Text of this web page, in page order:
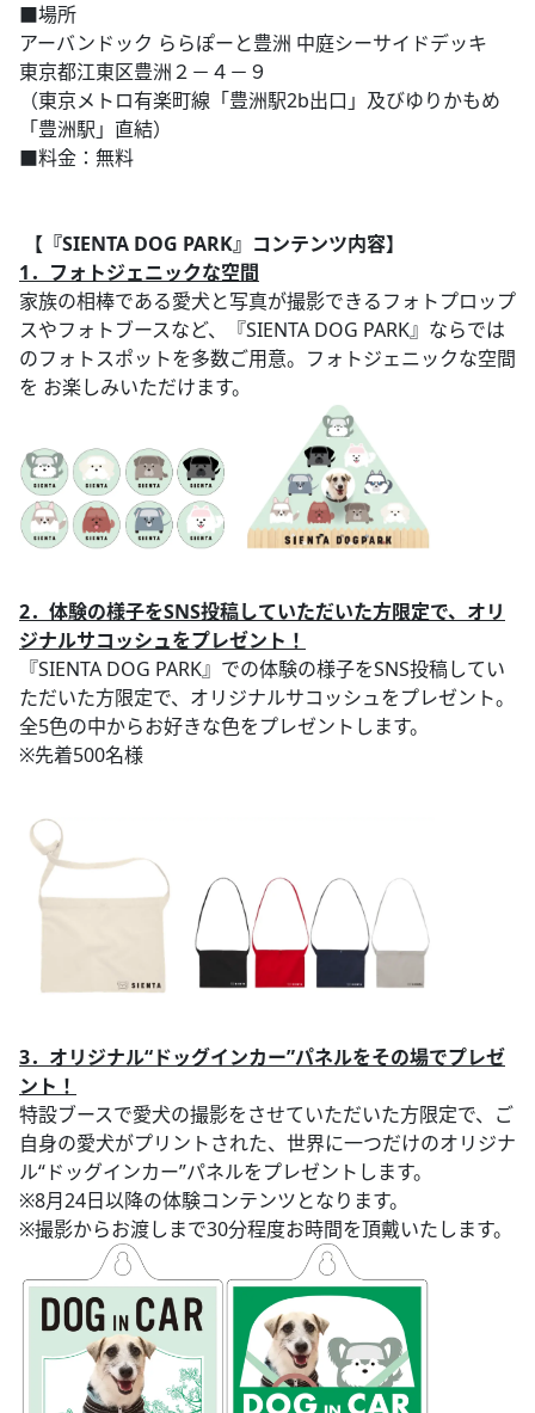
■場所
アーバンドック ららぽーと豊洲 中庭シーサイドデッキ
東京都江東区豊洲２－４－９
（東京メトロ有楽町線「豊洲駅2b出口」及びゆりかもめ
「豊洲駅」直結）
■料金：無料
【『SIENTA DOG PARK』コンテンツ内容】
1．フォトジェニックな空間
家族の相棒である愛犬と写真が撮影できるフォトプロップ
スやフォトブースなど、『SIENTA DOG PARK』ならでは
のフォトスポットを多数ご用意。フォトジェニックな空間
を お楽しみいただけます。
2．体験の様子をSNS投稿していただいた方限定で、オリ
ジナルサコッシュをプレゼント！
『SIENTA DOG PARK』での体験の様子をSNS投稿してい
ただいた方限定で、オリジナルサコッシュをプレゼント。
全5色の中からお好きな色をプレゼントします。
※先着500名様
3．オリジナル“ドッグインカー”パネルをその場でプレゼ
ント！
特設ブースで愛犬の撮影をさせていただいた方限定で、ご
自身の愛犬がプリントされた、世界に一つだけのオリジナ
ル“ドッグインカー”パネルをプレゼントします。
※8月24日以降の体験コンテンツとなります。
※撮影からお渡しまで30分程度お時間を頂戴いたします。